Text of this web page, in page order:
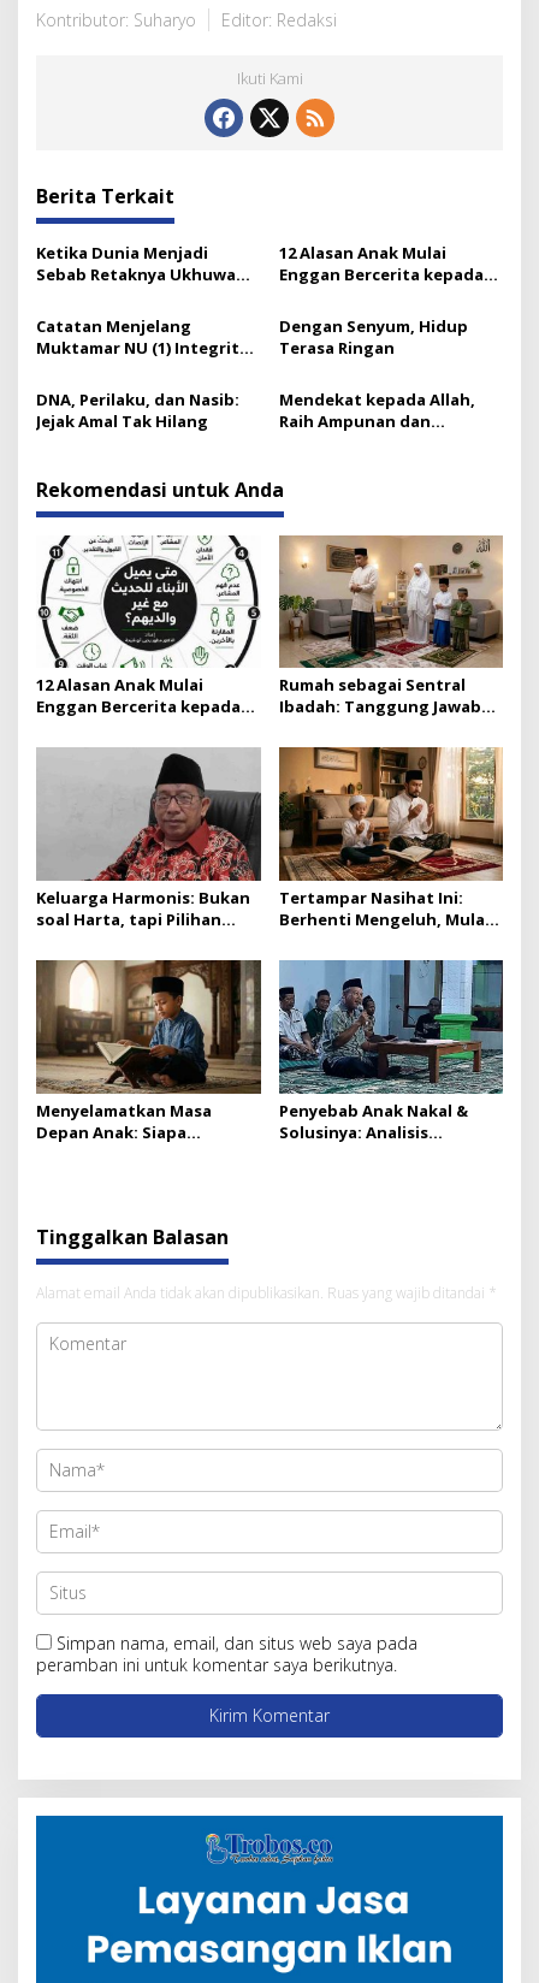
Kontributor: Suharyo Editor: Redaksi
Ikuti Kami
Berita Terkait
Ketika Dunia Menjadi
Sebab Retaknya Ukhuwah
12 Alasan Anak Mulai
Enggan Bercerita kepada
Catatan Menjelang
Muktamar NU (1) Integritas
Ipul
Dengan Senyum, Hidup
Terasa Ringan
DNA, Perilaku, dan Nasib:
Jejak Amal Tak Hilang
Mendekat kepada Allah,
Raih Ampunan dan
Rekomendasi untuk Anda
12 Alasan Anak Mulai
Enggan Bercerita kepada
Rumah sebagai Sentral
Ibadah: Tanggung Jawab
Keluarga Harmonis: Bukan
soal Harta, tapi Pilihan
Tertampar Nasihat Ini:
Berhenti Mengeluh, Mulai
Menyelamatkan Masa
Depan Anak: Siapa
Penyebab Anak Nakal &
Solusinya: Analisis
Tinggalkan Balasan
Alamat email Anda tidak akan dipublikasikan. Ruas yang wajib ditandai *
Simpan nama, email, dan situs web saya pada
peramban ini untuk komentar saya berikutnya.